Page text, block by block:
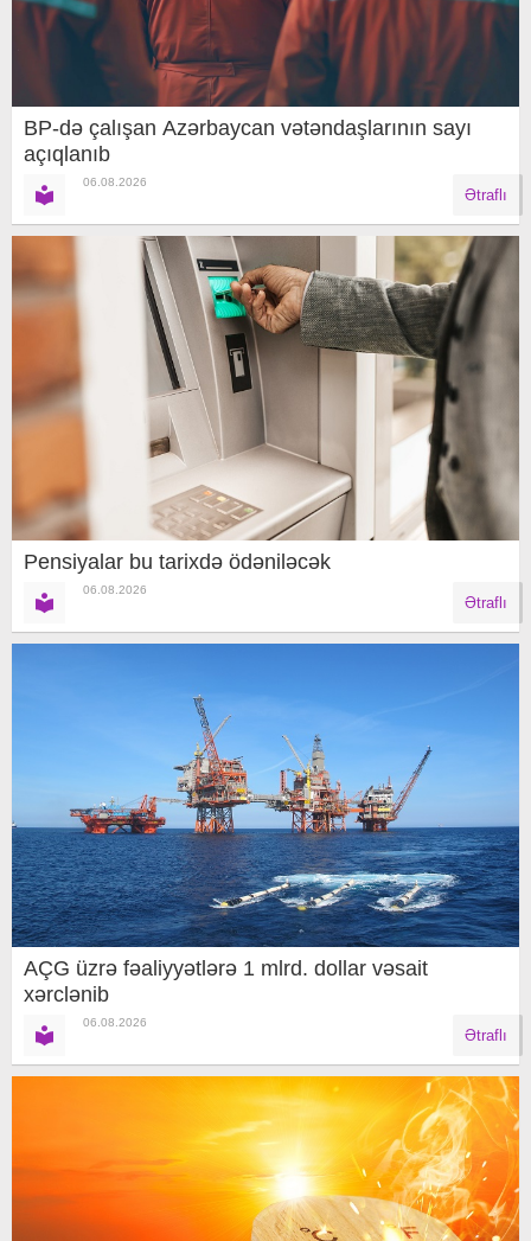
BP-də çalışan Azərbaycan vətəndaşlarının sayı
açıqlanıb
06.08.2026
Ətraflı
Pensiyalar bu tarixdə ödəniləcək
06.08.2026
Ətraflı
AÇG üzrə fəaliyyətlərə 1 mlrd. dollar vəsait
xərclənib
06.08.2026
Ətraflı